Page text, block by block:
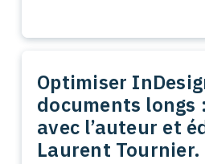
Optimiser
documents longs
avec l’auteur et
Laurent Tournier.